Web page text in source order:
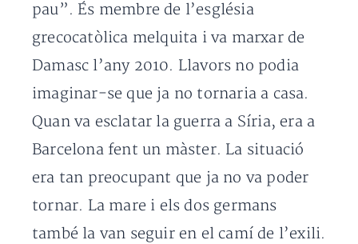
pau”. És membre de l’església
grecocatòlica melquita i va marxar de
Damasc l’any 2010. Llavors no podia
imaginar-se que ja no tornaria a casa.
Quan va esclatar la guerra a Síria, era a
Barcelona fent un màster. La situació
era tan preocupant que ja no va poder
tornar. La mare i els dos germans
també la van seguir en el camí de l’exili.